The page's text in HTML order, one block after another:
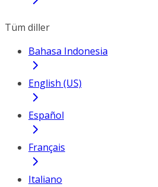
Tüm diller
Bahasa Indonesia
English (US)
Español
Français
Italiano